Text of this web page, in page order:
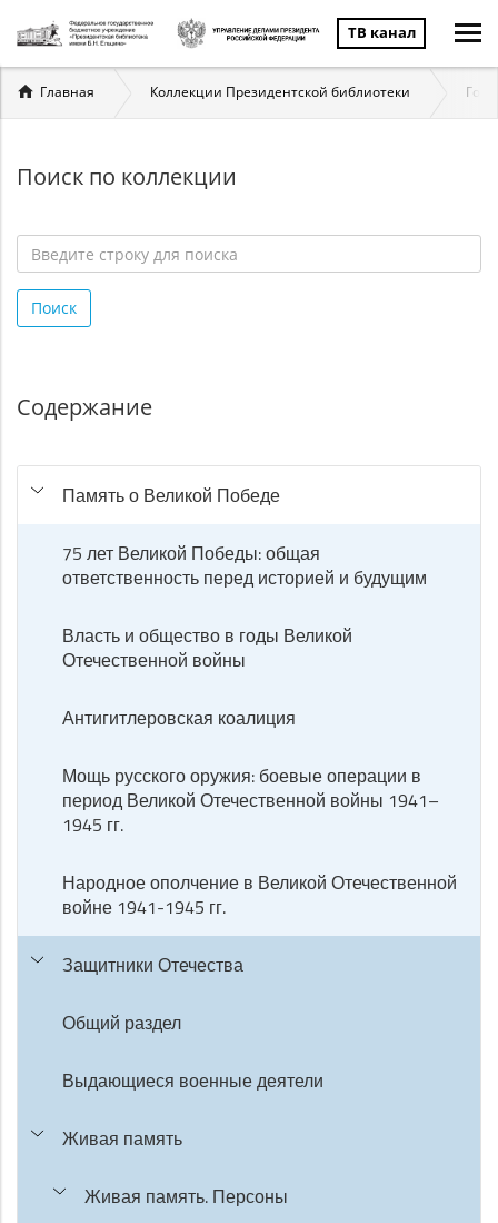
ТВ канал
Вы
здесь
Главная Коллекции Президентской библиотеки
Поиск по коллекции
строку
для
Поиск
Содержание
Память о Великой Победе
75 лет Великой Победы: общая
ответственность перед историей и будущим
Власть и общество в годы Великой
Отечественной войны
Антигитлеровская коалиция
Мощь русского оружия: боевые операции в
период Великой Отечественной войны 1941–
1945 гг.
Народное ополчение в Великой Отечественной
войне 1941-1945 гг.
Защитники Отечества
Общий раздел
Выдающиеся военные деятели
Живая память
Живая память. Персоны